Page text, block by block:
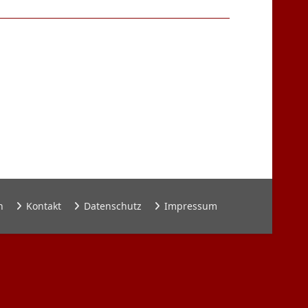
Kontakt Datenschutz Impressum